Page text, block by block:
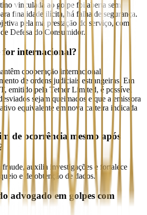
vinculada ao golpe foi aberta sem
finalidade ilícita, há falha de segurança.
pela má prestação do serviço, com
Defesa do Consumidor.
for internacional?
cooperação internacional,
de ordens judiciais estrangeiras. Em
emitido pela Tether Limited, é possível
sejam queimados e que a emissora
equivalente em nova carteira indicada
de ocorrência mesmo após
auxilia investigações e fortalece
e de obtenção de dados.
advogado em golpes com